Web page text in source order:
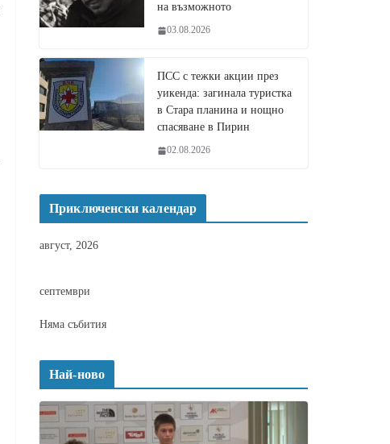
на възможното
03.08.2026
ПСС с тежки акции през
уикенда: загинала туристка
в Стара планина и нощно
спасяване в Пирин
02.08.2026
Приключенски календар
август, 2026
септември
Няма събития
Най-ново